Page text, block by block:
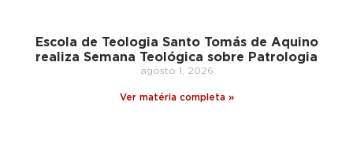
Escola de Teologia Santo Tomás de Aquino
realiza Semana Teológica sobre Patrologia
agosto 1, 2026
Ver matéria completa »